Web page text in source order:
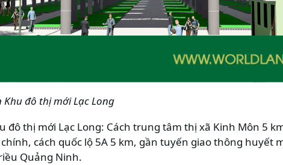
đô thị mới Lạc Long
đô thị mới Lạc Long: Cách trung tâm thị xã Kinh Môn 5
cách quốc lộ 5A 5 km, gần tuyến giao thông huyết
Quảng Ninh.